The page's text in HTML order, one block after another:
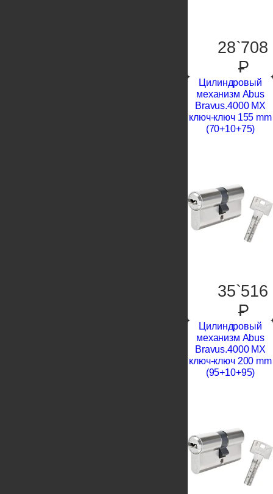
28`708
P
Цилиндровый
механизм Abus
Bravus.4000 MX
ключ-ключ 155 mm
(70+10+75)
35`516
P
Цилиндровый
механизм Abus
Bravus.4000 MX
ключ-ключ 200 mm
(95+10+95)